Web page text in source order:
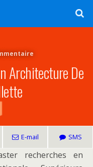
Architecture De
E-mail SMS
recherches en